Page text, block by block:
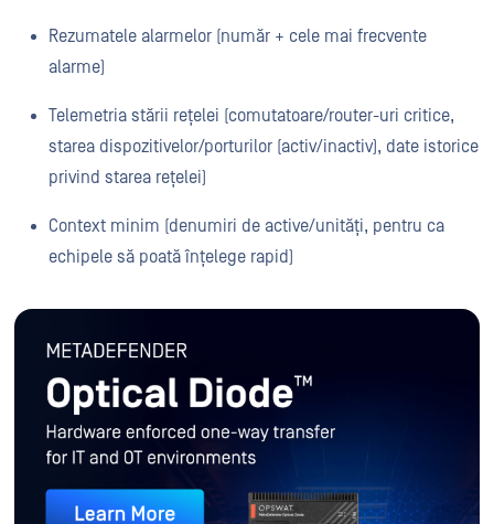
Rezumatele alarmelor (număr + cele mai frecvente
alarme)
Telemetria stării rețelei (comutatoare/router-uri critice,
starea dispozitivelor/porturilor (activ/inactiv), date istorice
privind starea rețelei)
Context minim (denumiri de active/unități, pentru ca
echipele să poată înțelege rapid)
MetaDefender Optical Diode